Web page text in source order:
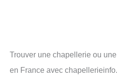
Trouver une chapellerie ou
en France avec